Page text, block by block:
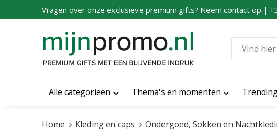
Vragen over onze exclusieve premium gifts? Neem contact op |
Alle categorieën Thema's en momenten
Home Kleding en caps Ondergoed, Sokken en